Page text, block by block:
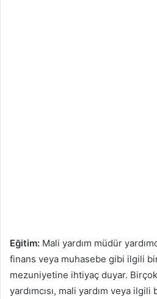
Eğitim: Mali yardım müdür
finans veya muhasebe gibi ilgili
mezuniyetine ihtiyaç duyar.
yardımcısı, mali yardım veya